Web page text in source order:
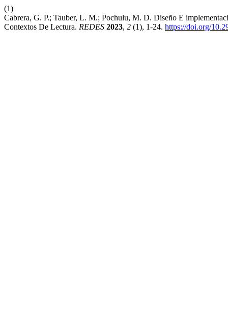
(1)
Cabrera, G. P.; Tauber, L. M.; Pochulu, M. D. Diseño E
Contextos De Lectura. REDES 2023, 2 (1), 1-24. https://doi.org/